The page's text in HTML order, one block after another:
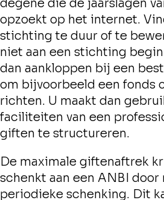
degene die de jaarslagen
opzoekt op het internet.
stichting te duur of te
niet aan een stichting
dan aankloppen bij een
om bijvoorbeeld een fonds
richten. U maakt dan
faciliteiten van een
giften te structureren.
De maximale giftenaftrek
schenkt aan een ANBI door
periodieke schenking. Dit